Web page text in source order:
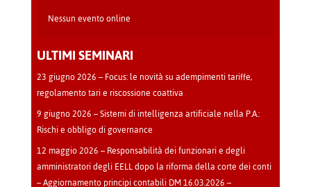
Nessun evento online
ULTIMI SEMINARI
23 giugno 2026 – Focus: le novità su adempimenti tariffe,
regolamento tari e riscossione coattiva
9 giugno 2026 – Sistemi di intelligenza artificiale nella P.A.:
Rischi e obbligo di governance
12 maggio 2026 – Responsabilità dei funzionari e degli
amministratori degli EELL dopo la riforma della corte dei conti
– Aggiornamento principi contabili DM 16.03.2026 –